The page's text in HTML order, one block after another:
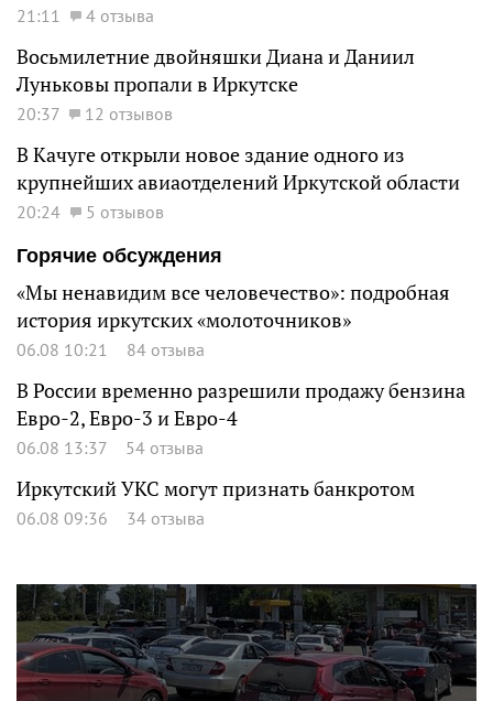
21:11 4 отзыва
Восьмилетние двойняшки Диана и Даниил
Луньковы пропали в Иркутске
20:37 12 отзывов
В Качуге открыли новое здание одного из
крупнейших авиаотделений Иркутской области
20:24
5 отзывов
Горячие обсуждения
«Мы ненавидим все человечество»: подробная
история иркутских «молоточников»
06.08 10:21 84 отзыва
В России временно разрешили продажу бензина
Евро-2, Евро-3 и Евро-4
06.08 13:37 54 отзыва
Иркутский УКС могут признать банкротом
06.08 09:36 34 отзыва